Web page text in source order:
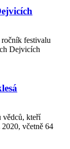
ročník festivalu
Dejvicích
vědců, kteří
včetně 64